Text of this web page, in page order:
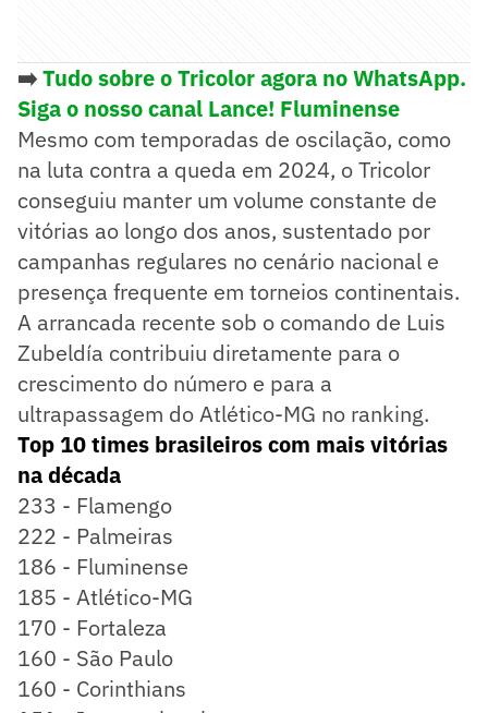
➡️Tudo sobre o Tricolor agora no WhatsApp.
Siga o nosso canal Lance! Fluminense
Mesmo com temporadas de oscilação, como
na luta contra a queda em 2024, o Tricolor
conseguiu manter um volume constante de
vitórias ao longo dos anos, sustentado por
campanhas regulares no cenário nacional e
presença frequente em torneios continentais.
A arrancada recente sob o comando de Luis
Zubeldía contribuiu diretamente para o
crescimento do número e para a
ultrapassagem do Atlético-MG no ranking.
Top 10 times brasileiros com mais vitórias
na década
233 - Flamengo
222 - Palmeiras
186 - Fluminense
185 - Atlético-MG
170 - Fortaleza
160 - São Paulo
160 - Corinthians